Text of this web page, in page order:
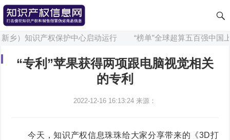
）知识产权保护中心启动运行 “榜单”全球超算五百强中国上榜
“专利”苹果获得两项跟电脑视觉相关
的专利
2022-12-16 16:13:24 来源：
今天，知识产权信息珠珠给大家分享带来的《3D打